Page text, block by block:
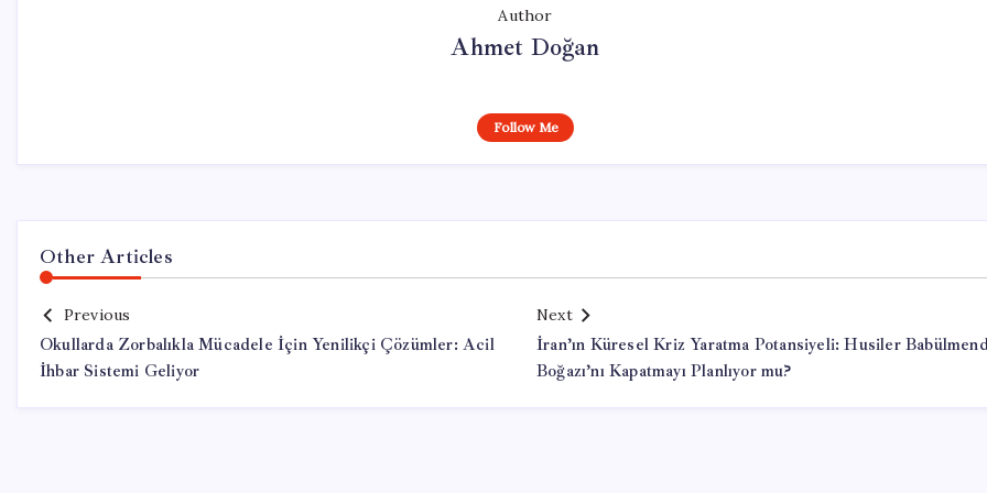
Author
Ahmet Doğan
Follow Me
Other Articles
Previous
Okullarda Zorbalıkla Mücadele İçin Yenilikçi Çözümler: Acil
İhbar Sistemi Geliyor
Next
İran’ın Küresel Kriz Yaratma Potansiyeli: Husiler
Boğazı’nı Kapatmayı Planlıyor mu?